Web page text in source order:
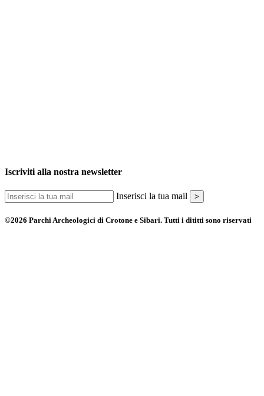
Iscriviti alla nostra newsletter
Inserisci la tua mail >
©2026 Parchi Archeologici di Crotone e Sibari. Tutti i dititti sono riservati